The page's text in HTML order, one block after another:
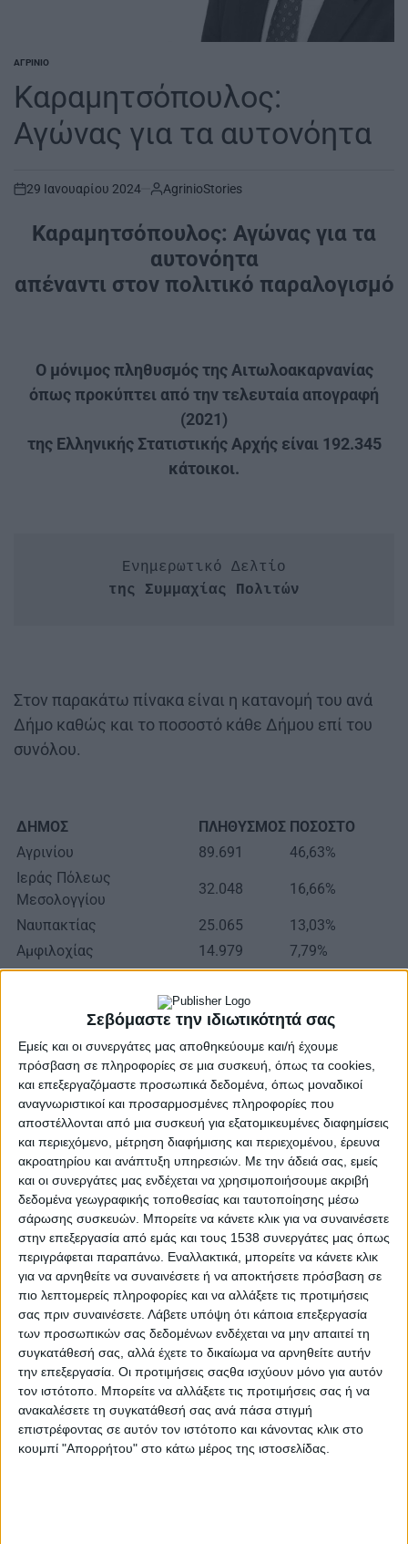
Σεβόμαστε την ιδιωτικότητά σας
Εμείς και οι συνεργάτες μας αποθηκεύουμε και/ή έχουμε
πρόσβαση σε πληροφορίες σε μια συσκευή, όπως τα cookies,
και επεξεργαζόμαστε προσωπικά δεδομένα, όπως μοναδικοί
αναγνωριστικοί και προσαρμοσμένες πληροφορίες που
αποστέλλονται από μια συσκευή για εξατομικευμένες διαφημίσεις
και περιεχόμενο, μέτρηση διαφήμισης και περιεχομένου, έρευνα
ακροατηρίου και ανάπτυξη υπηρεσιών. Με την άδειά σας, εμείς
και οι συνεργάτες μας ενδέχεται να χρησιμοποιήσουμε ακριβή
δεδομένα γεωγραφικής τοποθεσίας και ταυτοποίησης μέσω
σάρωσης συσκευών. Μπορείτε να κάνετε κλικ για να συναινέσετε
στην επεξεργασία από εμάς και τους 1538 συνεργάτες μας όπως
περιγράφεται παραπάνω. Εναλλακτικά, μπορείτε να κάνετε κλικ
για να αρνηθείτε να συναινέσετε ή να αποκτήσετε πρόσβαση σε
πιο λεπτομερείς πληροφορίες και να αλλάξετε τις προτιμήσεις
σας πριν συναινέσετε. Λάβετε υπόψη ότι κάποια επεξεργασία
των προσωπικών σας δεδομένων ενδέχεται να μην απαιτεί τη
συγκατάθεσή σας, αλλά έχετε το δικαίωμα να αρνηθείτε αυτήν
την επεξεργασία. Οι προτιμήσεις σαςθα ισχύουν μόνο για αυτόν
τον ιστότοπο. Μπορείτε να αλλάξετε τις προτιμήσεις σας ή να
ανακαλέσετε τη συγκατάθεσή σας ανά πάσα στιγμή
επιστρέφοντας σε αυτόν τον ιστότοπο και κάνοντας κλικ στο
κουμπί "Απορρήτου" στο κάτω μέρος της ιστοσελίδας.
POSTED
ΑΓΡΊΝΙΟ
Καραμητσόπουλος:
Αγώνας για τα αυτονόητα
on
29 Ιανουαρίου 2024 AgrinioStories
Καραμητσόπουλος: Αγώνας για τα
αυτονόητα
απέναντι στον πολιτικό παραλογισμό
Ο μόνιμος πληθυσμός της Αιτωλοακαρνανίας
όπως προκύπτει από την τελευταία απογραφή
(2021)
της Ελληνικής Στατιστικής Αρχής είναι 192.345
κάτοικοι.
Ενημερωτικό Δελτίο
Στον παρακάτω πίνακα είναι η κατανομή του ανά
Δήμο καθώς και το ποσοστό κάθε Δήμου επί του
συνόλου.
ΔΗΜΟΣ ΠΛΗΘΥΣΜΟΣ ΠΟΣΟΣΤΟ
Αγρινίου
89.691
46,63%
Ιεράς Πόλεως
Μεσολογγίου
32.048 16,66%
Ναυπακτίας 25.065
13,03%
Αμφιλοχίας
14.979
7,79%
Ακτίου-Βόνιτσας
14.644
7,61%
10.206
5.712 2,97%
Πιστεύω ότι κάθε νηφάλιος πολίτης που διαθέτει
τη στοιχειώδη κοινή λογική, διαβάζοντας αυτό τον
πίνακα θεωρεί αυτονόητο ότι ο Δήμος Αγρινίου
που συγκεντρώνει το 46,63% δηλαδή περίπου τον
μισό πληθυσμό της Αιτωλοακαρνανίας πρέπει να
είναι η έδρα του πρωτοδικείου.
Μια άποψη που ενισχύεται και από το γεγονός ότι
το Αγρίνιο διαθέτει ένα δικαστικό μέγαρο με όλες
τις προδιαγραφές για το σκοπό αυτό.
Δυστυχώς όμως ο πολιτικός παραλογισμός σε
αυτή χώρα δεν λέει να σταματήσει και για άλλη μια
φορά παλεύουμε για τα αυτονόητα.
Και δεν θα εγκαταλείψουμε τον αγώνα ώστε η
άσκηση της πολιτικής όπως και οι πράξεις των
πολιτικών, ιδίως όσων κατέχουν την εξουσία, να